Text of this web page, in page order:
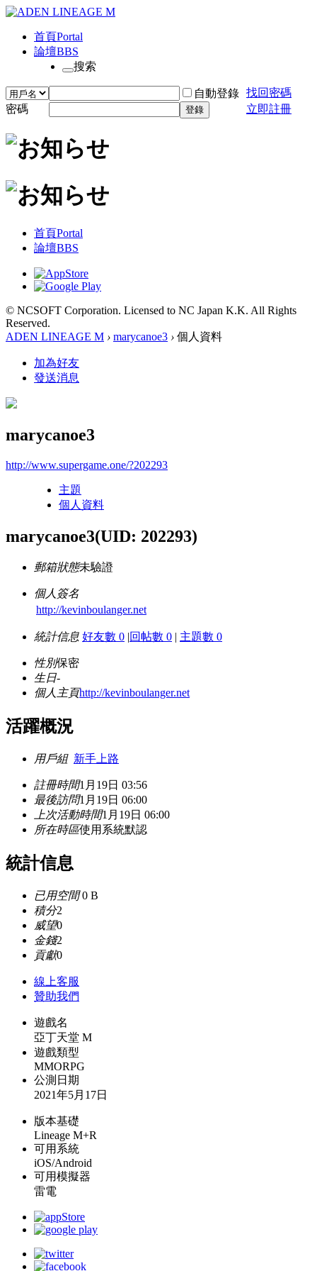
首頁Portal
論壇BBS
搜索
自動登錄 找回密碼
密碼
登錄 立即註冊
首頁Portal
論壇BBS
© NCSOFT Corporation. Licensed to NC Japan K.K. All Rights
Reserved.
ADEN LINEAGE M › marycanoe3 › 個人資料
加為好友
發送消息
marycanoe3
http://www.supergame.one/?202293
主題
個人資料
marycanoe3(UID: 202293)
郵箱狀態未驗證
個人簽名
http://kevinboulanger.net
統計信息 好友數 0 |回帖數 0 | 主題數 0
性別保密
生日-
個人主頁http://kevinboulanger.net
活躍概況
用戶組 新手上路
註冊時間1月19日 03:56
最後訪問1月19日 06:00
上次活動時間1月19日 06:00
所在時區使用系統默認
統計信息
已用空間0 B
積分2
威望0
金錢2
貢獻0
線上客服
贊助我們
遊戲名
亞丁天堂 M
遊戲類型
MMORPG
公測日期
2021年5月17日
版本基礎
Lineage M+R
可用系統
iOS/Android
可用模擬器
雷電